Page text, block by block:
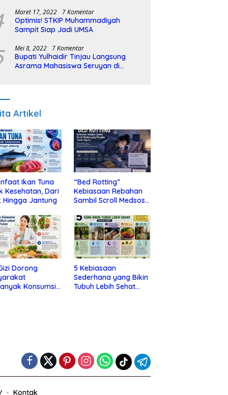
Maret 17, 2022 7 Komentar
Optimis! STKIP Muhammadiyah
Sampit Siap Jadi UMSA
Mei 8, 2022 7 Komentar
Bupati Yulhaidir Tinjau Langsung
Asrama Mahasiswa Seruyan di
Artikel
Ikan Tuna
Kesehatan, Dari
Hingga Jantung
“Bed Rotting”
Kebiasaan Rebahan
Sambil Scroll Medsos
Depresi
Dorong
Konsumsi
5 Kebiasaan
Sederhana yang Bikin
Tubuh Lebih Sehat
Kontak